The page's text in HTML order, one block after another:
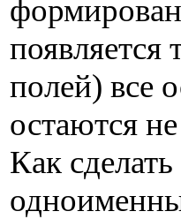
появляется
полей) все
остаются
Как